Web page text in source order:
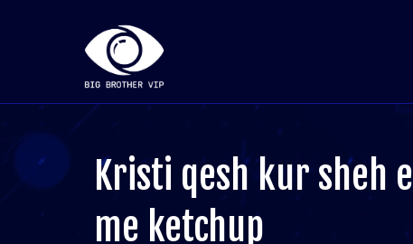
Kristi qesh kur sheh
me ketchup